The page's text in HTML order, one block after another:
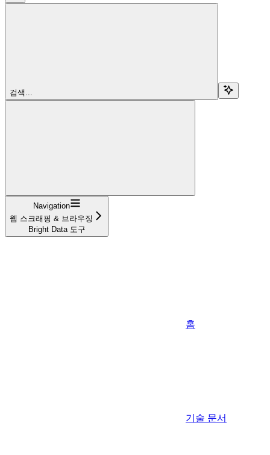
검색...
Navigation
웹 스크래핑 & 브라우징
Bright Data 도구
홈
기술 문서